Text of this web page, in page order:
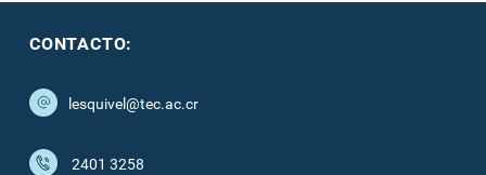
CONTACTO:
lesquivel@tec.ac.cr
2401 3258